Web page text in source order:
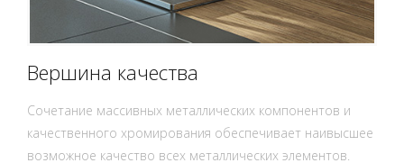
Вершина качества
Сочетание массивных металлических компонентов и
качественного хромирования обеспечивает наивысшее
возможное качество всех металлических элементов.